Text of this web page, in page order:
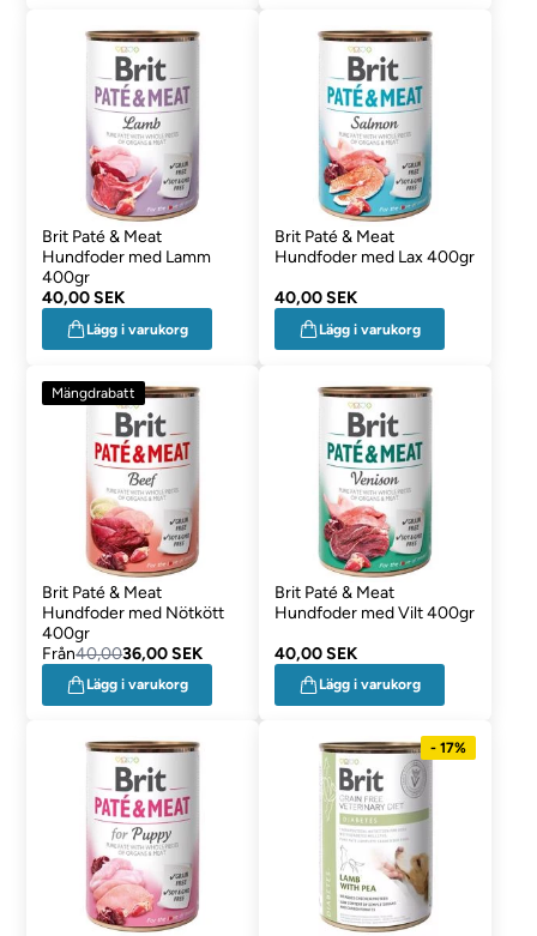
Brit Paté & Meat
Hundfoder med Lamm
400gr
40,00 SEK
Lägg i varukorg
Brit Paté & Meat
Hundfoder med Lax 400gr
40,00 SEK
Lägg i varukorg
Mängdrabatt
Brit Paté & Meat
Hundfoder med Nötkött
400gr
Från40,0036,00 SEK
Lägg i varukorg
Brit Paté & Meat
Hundfoder med Vilt 400gr
40,00 SEK
Lägg i varukorg
- 17%